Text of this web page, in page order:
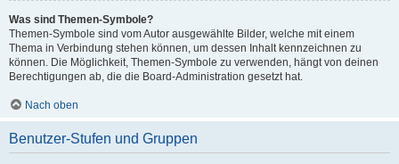
Was sind Themen-Symbole?
Themen-Symbole sind vom Autor ausgewählte Bilder, welche mit einem
Thema in Verbindung stehen können, um dessen Inhalt kennzeichnen zu
können. Die Möglichkeit, Themen-Symbole zu verwenden, hängt von deinen
Berechtigungen ab, die die Board-Administration gesetzt hat.
Nach oben
Benutzer-Stufen und Gruppen